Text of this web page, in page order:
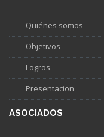
Quiénes somos
Objetivos
Logros
Presentacion
ASOCIADOS